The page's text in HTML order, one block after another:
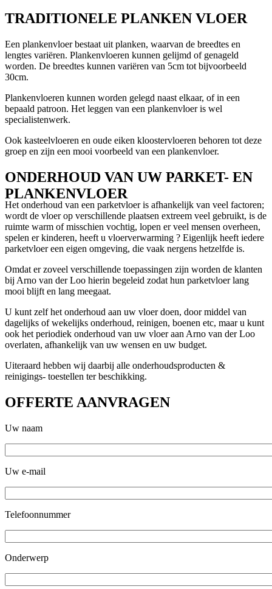
TRADITIONELE PLANKEN VLOER
Een plankenvloer bestaat uit planken, waarvan de breedtes en
lengtes variëren. Plankenvloeren kunnen gelijmd of genageld
worden. De breedtes kunnen variëren van 5cm tot bijvoorbeeld
30cm.
Plankenvloeren kunnen worden gelegd naast elkaar, of in een
bepaald patroon. Het leggen van een plankenvloer is wel
specialistenwerk.
Ook kasteelvloeren en oude eiken kloostervloeren behoren tot deze
groep en zijn een mooi voorbeeld van een plankenvloer.
ONDERHOUD VAN UW PARKET- EN
PLANKENVLOER
Het onderhoud van een parketvloer is afhankelijk van veel factoren;
wordt de vloer op verschillende plaatsen extreem veel gebruikt, is de
ruimte warm of misschien vochtig, lopen er veel mensen overheen,
spelen er kinderen, heeft u vloerverwarming ? Eigenlijk heeft iedere
parketvloer een eigen omgeving, die vaak nergens hetzelfde is.
Omdat er zoveel verschillende toepassingen zijn worden de klanten
bij Arno van der Loo hierin begeleid zodat hun parketvloer lang
mooi blijft en lang meegaat.
U kunt zelf het onderhoud aan uw vloer doen, door middel van
dagelijks of wekelijks onderhoud, reinigen, boenen etc, maar u kunt
ook het periodiek onderhoud van uw vloer aan Arno van der Loo
overlaten, afhankelijk van uw wensen en uw budget.
Uiteraard hebben wij daarbij alle onderhoudsproducten &
reinigings- toestellen ter beschikking.
OFFERTE AANVRAGEN
Uw naam
Uw e-mail
Telefoonnummer
Onderwerp